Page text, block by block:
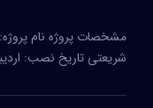
مشخصات پروژه نام
شریعتی تاریخ نصب: اردیبهشت 1403 محصول